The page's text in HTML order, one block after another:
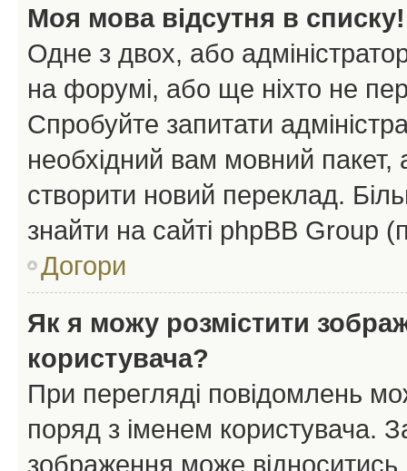
Моя мова відсутня в списку!
Одне з двох, або
на форумі, або ще ніхто не
Спробуйте запитати
необхідний вам мовний
створити новий переклад.
знайти на сайті phpBB Group
Догори
Як я можу розмістити
користувача?
При перегляді повідомлень
поряд з іменем користувача.
зображення може відноситись